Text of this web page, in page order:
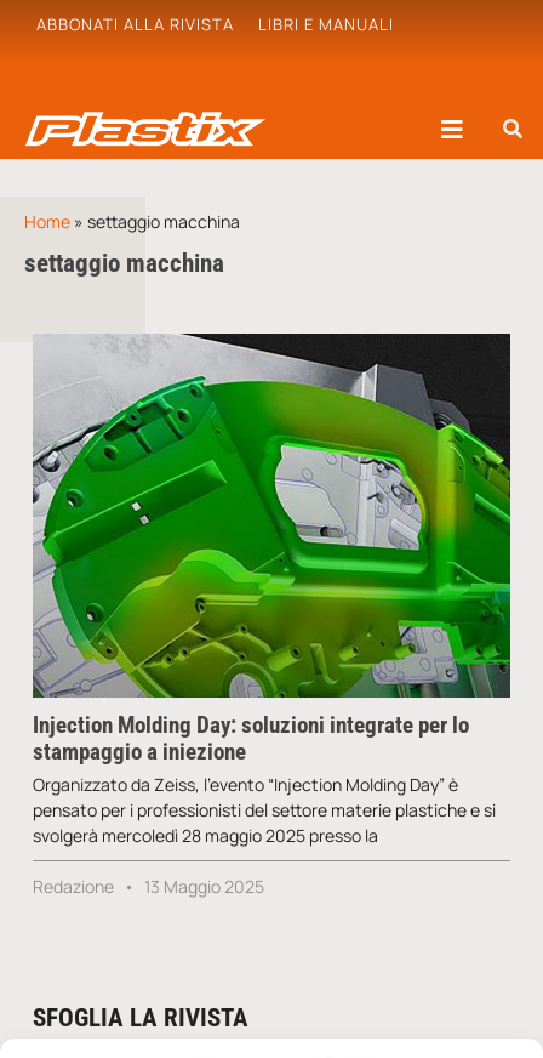
ABBONATI ALLA RIVISTA LIBRI E MANUALI
Home » settaggio macchina
settaggio macchina
Injection Molding Day: soluzioni integrate per lo
stampaggio a iniezione
Organizzato da Zeiss, l’evento “Injection Molding Day” è
pensato per i professionisti del settore materie plastiche e si
svolgerà mercoledì 28 maggio 2025 presso la
Redazione 13 Maggio 2025
SFOGLIA LA RIVISTA